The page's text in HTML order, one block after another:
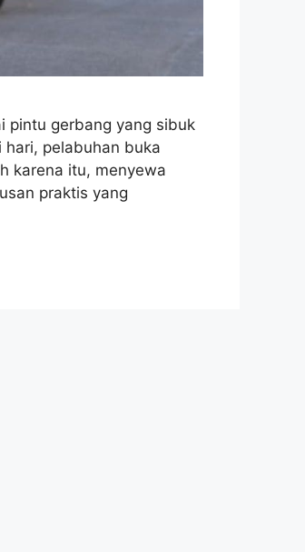
pintu gerbang yang sibuk
pelabuhan buka
karena itu, menyewa
praktis yang